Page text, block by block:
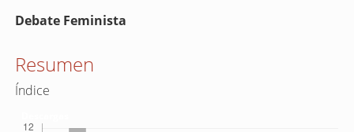
Contenido
del
artículo
Debate Feminista
Resumen
Índice